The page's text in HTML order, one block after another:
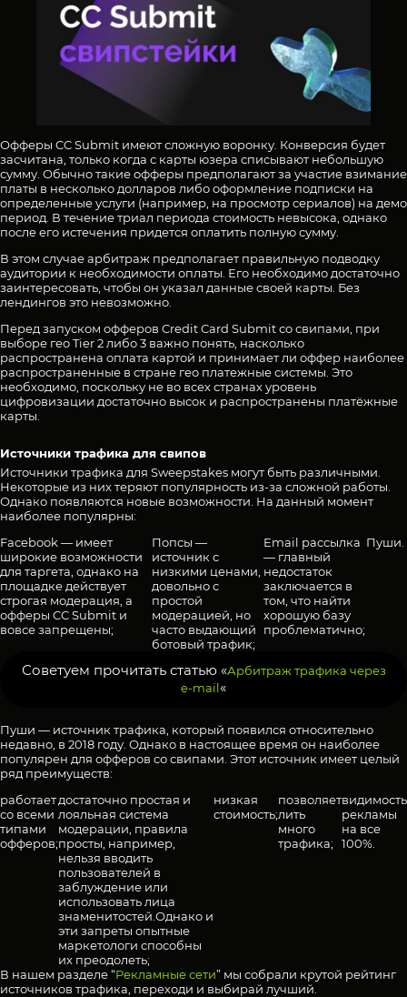
Офферы CC Submit имеют сложную воронку. Конверсия будет
засчитана, только когда с карты юзера списывают небольшую
сумму. Обычно такие офферы предполагают за участие взимание
платы в несколько долларов либо оформление подписки на
определенные услуги (например, на просмотр сериалов) на демо
период. В течение триал периода стоимость невысока, однако
после его истечения придется оплатить полную сумму.
В этом случае арбитраж предполагает правильную подводку
аудитории к необходимости оплаты. Его необходимо достаточно
заинтересовать, чтобы он указал данные своей карты. Без
лендингов это невозможно.
Перед запуском офферов Credit Card Submit со свипами, при
выборе гео Tier 2 либо 3 важно понять, насколько
распространена оплата картой и принимает ли оффер наиболее
распространенные в стране гео платежные системы. Это
необходимо, поскольку не во всех странах уровень
цифровизации достаточно высок и распространены платёжные
карты.
Источники трафика для свипов
Источники трафика для Sweepstakes могут быть различными.
Некоторые из них теряют популярность из-за сложной работы.
Однако появляются новые возможности. На данный момент
наиболее популярны:
Facebook — имеет
широкие возможности
для таргета, однако на
площадке действует
строгая модерация, а
офферы CC Submit и
вовсе запрещены;
Попсы —
источник с
низкими ценами,
довольно с
простой
модерацией, но
часто выдающий
ботовый трафик;
Email рассылка
— главный
недостаток
заключается в
том, что найти
хорошую базу
проблематично;
Пуши.
Советуем прочитать статью «Арбитраж трафика через
e-mail«
Пуши — источник трафика, который появился относительно
недавно, в 2018 году. Однако в настоящее время он наиболее
популярен для офферов со свипами. Этот источник имеет целый
ряд преимуществ:
работает
со всеми
типами
офферов;
достаточно простая и
лояльная система
модерации, правила
просты, например,
нельзя вводить
пользователей в
заблуждение или
использовать лица
знаменитостей.Однако и
эти запреты опытные
маркетологи способны
их преодолеть;
низкая
стоимость;
позволяет
лить
много
трафика;
видимость
рекламы
на все
100%.
В нашем разделе “Рекламные сети” мы собрали крутой рейтинг
источников трафика, переходи и выбирай лучший.